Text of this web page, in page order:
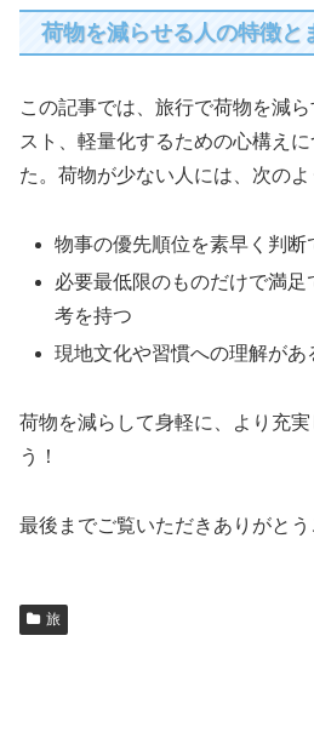
荷物を減らせる人の特徴と
この記事では、旅行で荷物を減
スト、軽量化するための心構え
た。荷物が少ない人には、次のよ
物事の優先順位を素早く判断
必要最低限のものだけで満
考を持つ
現地文化や習慣への理解があ
荷物を減らして身軽に、より充
う！
最後までご覧いただきありがとう
旅